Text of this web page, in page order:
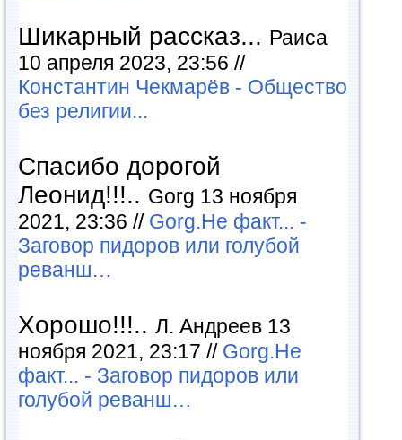
Шикарный рассказ... Раиса
10 апреля 2023, 23:56 //
Константин Чекмарёв - Общество
без религии...
Спасибо дорогой
Леонид!!!.. Gorg 13 ноября
2021, 23:36 // Gorg.Не факт... -
Заговор пидоров или голубой
реванш…
Хорошо!!!.. Л. Андреев 13
ноября 2021, 23:17 // Gorg.Не
факт... - Заговор пидоров или
голубой реванш…